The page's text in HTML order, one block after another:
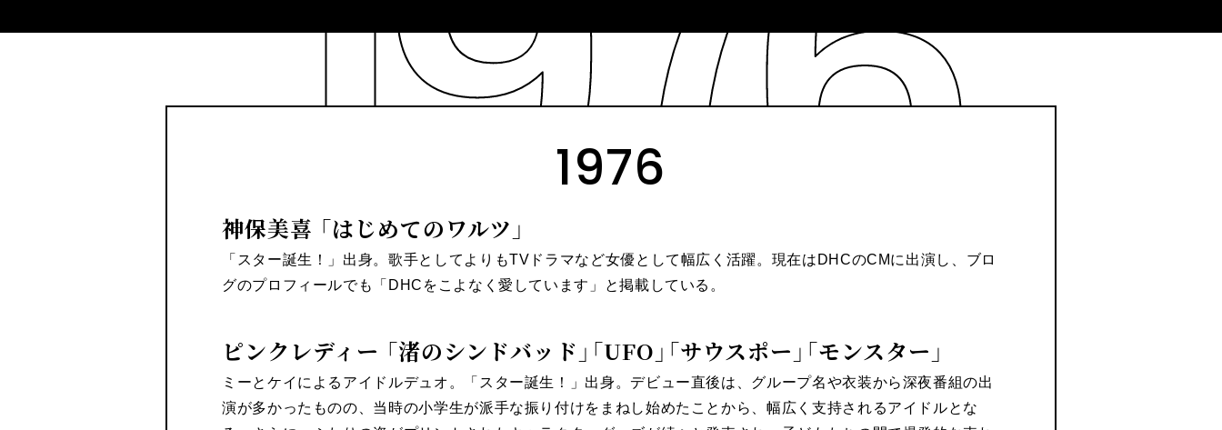
1976
神保美喜 「はじめてのワルツ」
「スター誕生！」出身。歌手としてよりもTVドラマなど女優として幅広く活躍。現在はDHCのCMに出演し、ブロ
グのプロフィールでも「DHCをこよなく愛しています」と掲載している。
ピンクレディー 「渚のシンドバッド」「UFO」「サウスポー」「モンスター」
ミーとケイによるアイドルデュオ。「スター誕生！」出身。デビュー直後は、グループ名や衣装から深夜番組の出
演が多かったものの、当時の小学生が派手な振り付けをまねし始めたことから、幅広く支持されるアイドルとな